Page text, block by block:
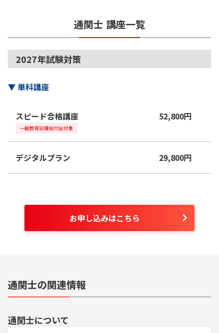
通関士 講座一覧
2027年試験対策
▼単科講座
スピード合格講座 52,800円
一般教育訓練給付金対象
デジタルプラン 29,800円
お申し込みはこちら
通関士の関連情報
通関士について